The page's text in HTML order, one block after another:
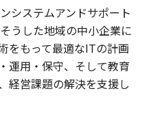
システムアンドサポート
うした地域の中小企業に
をもって最適なITの計画
運用・保守、そして教育
経営課題の解決を支援し